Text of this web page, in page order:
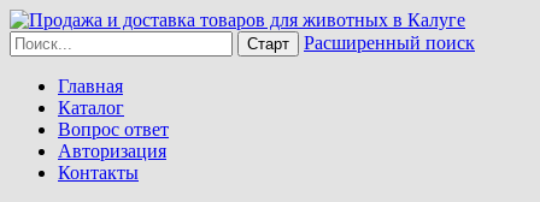
Расширенный поиск
Главная
Каталог
Вопрос ответ
Авторизация
Контакты